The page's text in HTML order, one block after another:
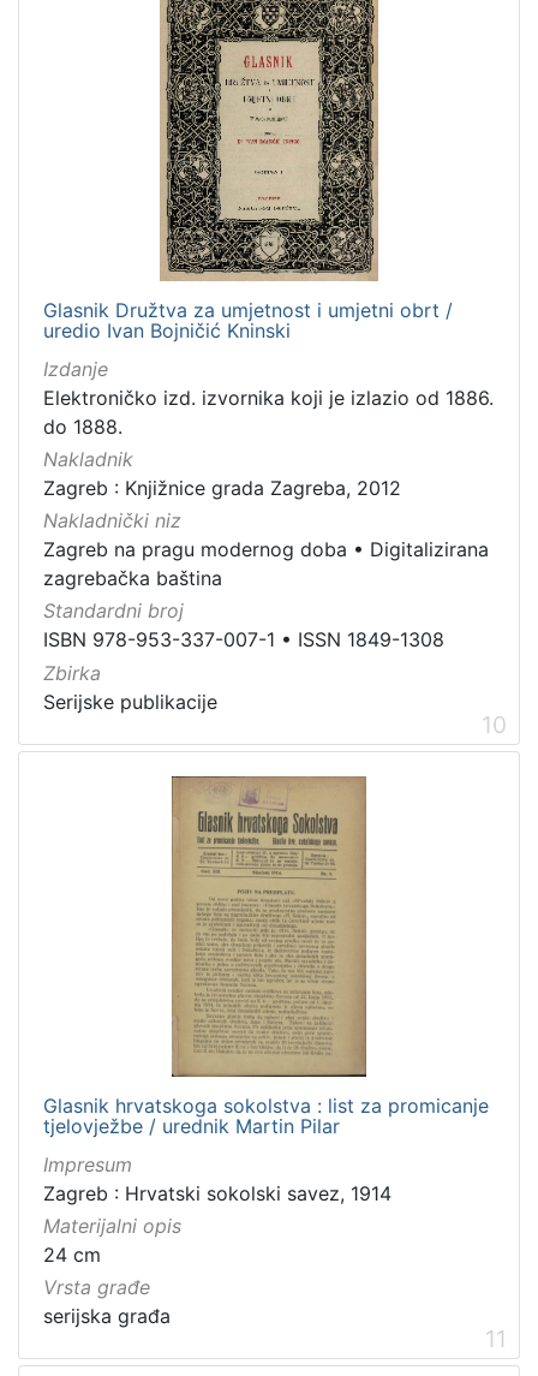
Glasnik Družtva za umjetnost i umjetni obrt /
uredio Ivan Bojničić Kninski
Izdanje
Elektroničko izd. izvornika koji je izlazio od 1886.
do 1888.
Nakladnik
Zagreb : Knjižnice grada Zagreba, 2012
Nakladnički niz
Zagreb na pragu modernog doba • Digitalizirana
zagrebačka baština
Standardni broj
ISBN 978-953-337-007-1 • ISSN 1849-1308
Zbirka
Serijske publikacije
10
Glasnik hrvatskoga sokolstva : list za promicanje
tjelovježbe / urednik Martin Pilar
Impresum
Zagreb : Hrvatski sokolski savez, 1914
Materijalni opis
24 cm
Vrsta građe
serijska građa
11